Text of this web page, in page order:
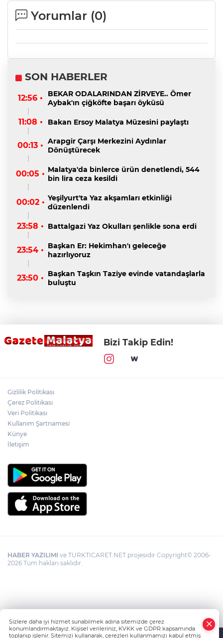
Yorumlar (0)
SON HABERLER
12:56 •
BEKAR ODALARINDAN ZİRVEYE.. Ömer
Aybak'ın çiğköfte başarı öyküsü
11:08 • Bakan Ersoy Malatya Müzesini paylaştı
00:13 • Arapgir Çarşı Merkezini Aydınlar
Dönüştürecek
00:05 • Malatya'da binlerce ürün denetlendi, 544
bin lira ceza kesildi
00:02 • Yeşilyurt'ta Yaz akşamları etkinliği
düzenlendi
23:58 • Battalgazi Yaz Okulları şenlikle sona erdi
23:54 • Başkan Er: Hekimhan'ı geleceğe
hazırlıyoruz
23:50 • Başkan Taşkın Taziye evinde vatandaşlarla
buluştu
Bizi Takip Edin!
Gizlilik Politikası
Çerez Politikası
Veri Politikası
Kullanım Şartnamesi
Künye
İletişim
HABER YAZILIMI ve TURKTICARET.NET projesidir Copyright© 2006-
2026 Tüm hakları saklıdır.
Sizlere daha iyi hizmet sunabilmek adına sitemizde çerez
konumlandırmaktayız. Kişisel verileriniz, KVKK ve GDPR kapsamında
toplanıp işlenir. Sitemizi kullanarak, çerezleri kullanmamızı kabul etmiş